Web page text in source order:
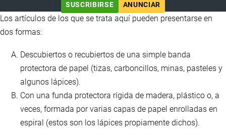
SUSCRIBIRSE
ANUNCIAR
Los artículos de los que se trata aquí pueden presentarse en
dos formas:
Descubiertos o recubiertos de una simple banda
protectora de papel (tizas, carboncillos, minas, pasteles y
algunos lápices).
Con una funda protectora rígida de madera, plástico o, a
veces, formada por varias capas de papel enrolladas en
espiral (estos son los lápices propiamente dichos).